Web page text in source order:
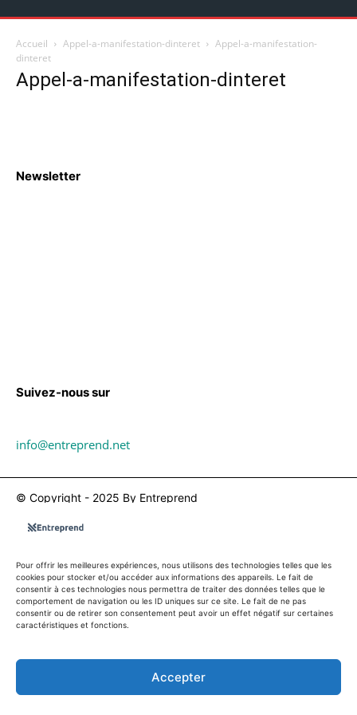
Pour offrir les meilleures expériences, nous utilisons des technologies telles que les
cookies pour stocker et/ou accéder aux informations des appareils. Le fait de
consentir à ces technologies nous permettra de traiter des données telles que le
comportement de navigation ou les ID uniques sur ce site. Le fait de ne pas
consentir ou de retirer son consentement peut avoir un effet négatif sur certaines
caractéristiques et fonctions.
Accepter
Accueil Appel-a-manifestation-dinteret
Appel-a-manifestation-
dinteret
Appel-a-manifestation-dinteret
Suivez-nous sur
info@entreprend.net
Newsletter
© Copyright - 2025 By Entreprend
Politique de confidentialité
Conditions générales d’utilisation